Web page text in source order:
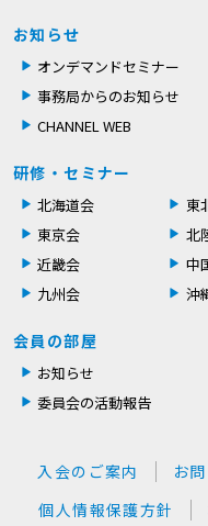
お知らせ
オンデマンドセミナー
事務局からのお知らせ
CHANNEL WEB
研修・セミナー
北海道会 東
東京会
北
近畿会
中
九州会
沖
会員の部屋
お知らせ
委員会の活動報告
入会のご案内 お
個人情報保護方針